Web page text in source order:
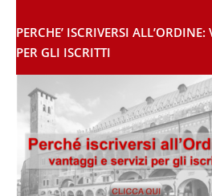
PERCHE’ ISCRIVERSI
PER GLI ISCRITTI